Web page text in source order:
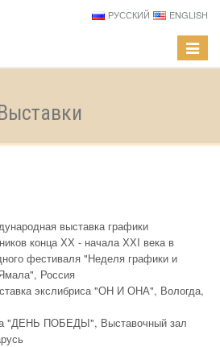
РУССКИЙ ENGLISH
выставка графики
конца ХХ - начала ХХI века в
фестиваля "Неделя графики и
Россия
экслибриса "ОН И ОНА", Вологда,
"ДЕНЬ ПОБЕДЫ", Выставочный зал